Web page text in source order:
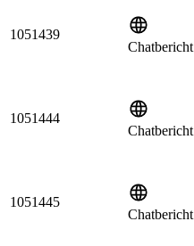
1051439
Chatbericht
1051444
Chatbericht
1051445
Chatbericht